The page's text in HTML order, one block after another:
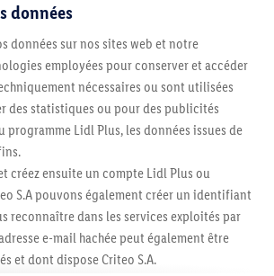
au courant
vous à la newsletter
S'abonner
données
données sur nos sites web et notre
employées pour conserver et accéder
nécessaires ou sont utilisées
des statistiques ou pour des publicités
Lidl Plus, les données issues de
créez ensuite un compte Lidl Plus ou
S.A pouvons également créer un identifiant
reconnaître dans les services exploités par
e-mail hachée peut également être
et dont dispose Criteo S.A.